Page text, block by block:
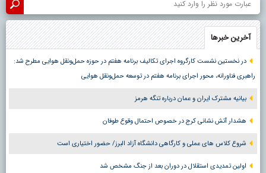
آخرین خبرها
در نخستین نشست کارگروه اجرای تکالیف برنامه هفتم در حوزه حمل‌ونقل هوایی مطرح شد:
راهبری فناورانه، محور اجرای برنامه هفتم در توسعه حمل‌ونقل هوایی
بیانیه مشترک ایران و عمان درباره تنگه هرمز
هشدار آتش نشانی کرج در خصوص احتمال وقوع طوفان
شروع کلاس های عملی و کارگاهی دانشگاه آزاد البرز/ حضور اختیاری است
اولین تمدیدی استقلال در دوران بعد از جنگ مشخص شد